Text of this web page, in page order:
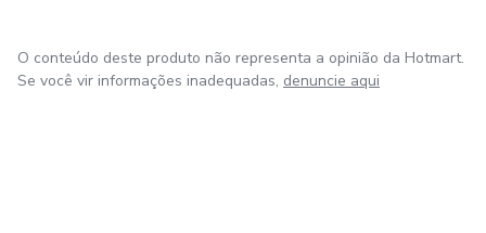
O conteúdo deste produto não representa a opinião da Hotmart.
Se você vir informações inadequadas, denuncie aqui